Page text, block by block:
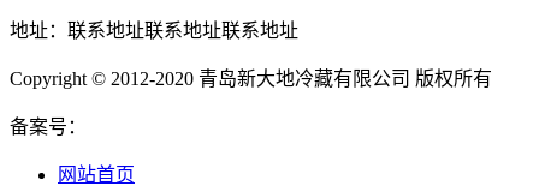
地址：联系地址联系地址联系地址
Copyright © 2012-2020 青岛新大地冷藏有限公司 版权所有
备案号：
网站首页